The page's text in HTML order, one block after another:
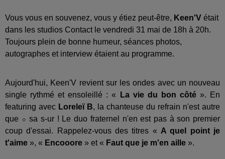
Vous vous en souvenez, vous y étiez peut-être, Keen'V était
dans les studios Contact le vendredi 31 mai de 18h à 20h.
Toujours plein de bonne humeur, séances photos,
autographes et interview étaient au programme.
Aujourd'hui, Keen'V revient sur les ondes avec un nouveau
single rythmé et ensoleillé : «
La vie du bon côté». En
featuring avec Loreleï B, la chanteuse du refrain n'est autre
que ⬦ sa s-ur ! Le duo fraternel n'en est pas à son premier
coup d'essai. Rappelez-vous des titres « A quel point je
t'aime », « Encooore » et « Faut que je m'en aille ».